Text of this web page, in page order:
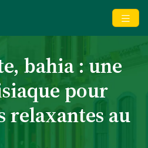
bahia : une
pour
relaxantes au